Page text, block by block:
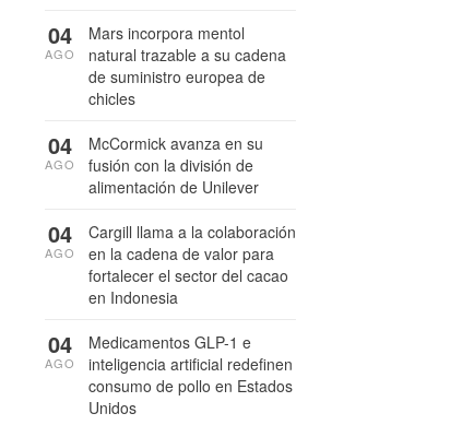
Mars incorpora mentol
natural trazable a su cadena
de suministro europea de
chicles
04
AGO
McCormick avanza en su
fusión con la división de
alimentación de Unilever
04
AGO
Cargill llama a la colaboración
en la cadena de valor para
fortalecer el sector del cacao
en Indonesia
04
AGO
Medicamentos GLP-1 e
inteligencia artificial redefinen
consumo de pollo en Estados
Unidos
04
AGO